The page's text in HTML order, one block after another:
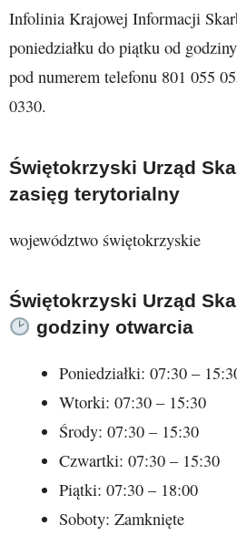
Infolinia Krajowej Informacji
poniedziałku do piątku od
pod numerem telefonu 801 055
0330.
Świętokrzyski Urząd
zasięg terytorialny
województwo świętokrzyskie
Świętokrzyski Urząd
godziny otwarcia
Poniedziałki: 07:30 –
Wtorki: 07:30 – 15:30
Środy: 07:30 – 15:30
Czwartki: 07:30 – 15:30
Piątki: 07:30 – 18:00
Soboty: Zamknięte